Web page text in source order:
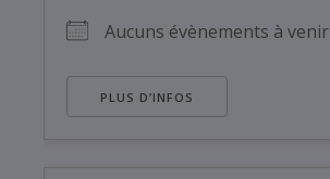
Aucuns évènements à venir
PLUS D’INFOS